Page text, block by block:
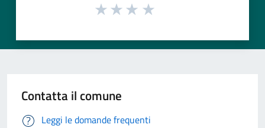
Contatta il comune
Leggi le domande frequenti